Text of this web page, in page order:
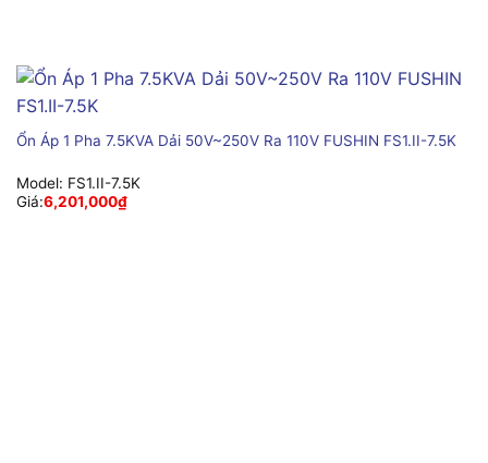
Ổn Áp 1 Pha 7.5KVA Dải 50V~250V Ra 110V FUSHIN FS1.II-7.5K
Model: FS1.II-7.5K
Giá:6,201,000₫